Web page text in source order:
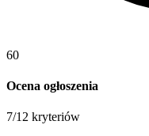
60
Ocena ogłoszenia
7/12 kryteriów